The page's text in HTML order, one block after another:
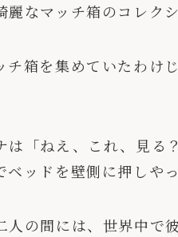
なマッチ箱のコレクシ
チ箱を集めていたわけ
は「ねえ、これ、見る
ベッドを壁側に押しや
人の間には、世界中で